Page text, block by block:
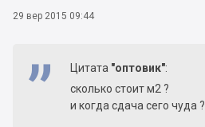
29 вер 2015 09:44
Цитата "оптовик":
сколько стоит м2 ?
и когда сдача сего чуда ?